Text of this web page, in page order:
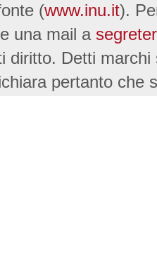
(www.inu.it).
una mail a
diritto. Detti
pertanto che